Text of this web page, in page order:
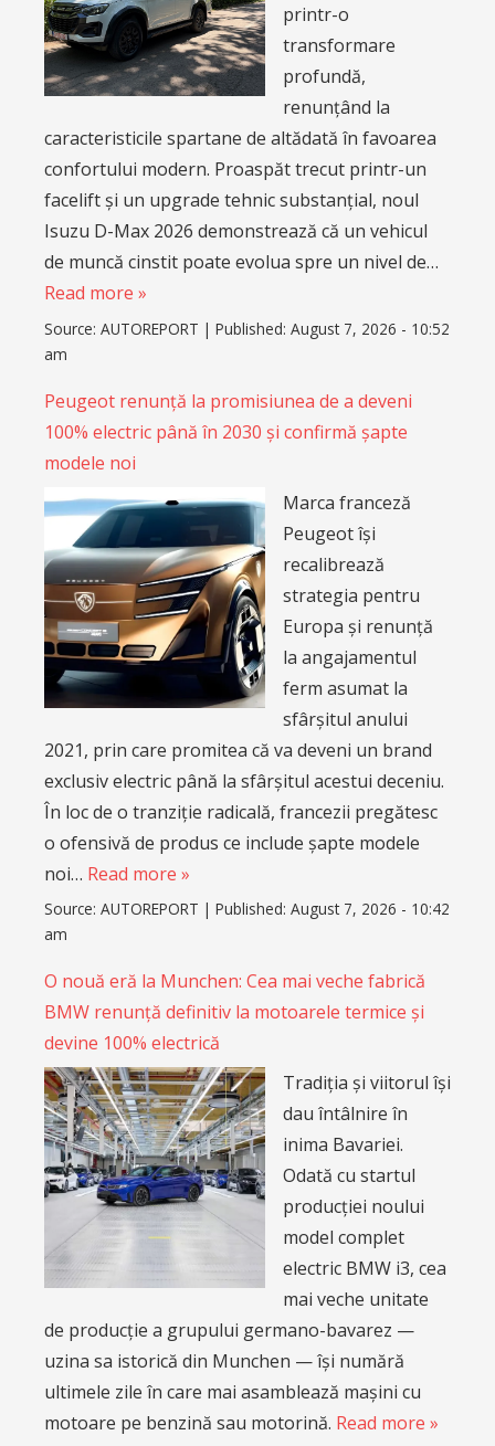
printr-o
transformare
profundă,
renunțând la
caracteristicile spartane de altădată în favoarea
confortului modern. Proaspăt trecut printr-un
facelift și un upgrade tehnic substanțial, noul
Isuzu D-Max 2026 demonstrează că un vehicul
de muncă cinstit poate evolua spre un nivel de…
Read more »
Source: AUTOREPORT | Published: August 7, 2026 - 10:52
am
Peugeot renunță la promisiunea de a deveni
100% electric până în 2030 și confirmă șapte
modele noi
Marca franceză
Peugeot își
recalibrează
strategia pentru
Europa și renunță
la angajamentul
ferm asumat la
sfârșitul anului
2021, prin care promitea că va deveni un brand
exclusiv electric până la sfârșitul acestui deceniu.
În loc de o tranziție radicală, francezii pregătesc
o ofensivă de produs ce include șapte modele
noi… Read more »
Source: AUTOREPORT | Published: August 7, 2026 - 10:42
am
O nouă eră la Munchen: Cea mai veche fabrică
BMW renunță definitiv la motoarele termice și
devine 100% electrică
Tradiția și viitorul își
dau întâlnire în
inima Bavariei.
Odată cu startul
producției noului
model complet
electric BMW i3, cea
mai veche unitate
de producție a grupului germano-bavarez —
uzina sa istorică din Munchen — își numără
ultimele zile în care mai asamblează mașini cu
motoare pe benzină sau motorină. Read more »